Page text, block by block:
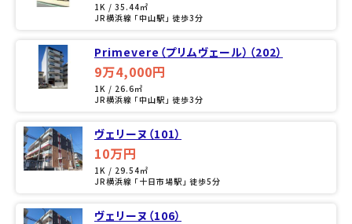
1K / 35.44㎡
JR横浜線 「中山駅」 徒歩3分
Primevere（プリムヴェール）（202）
9万4,000円
1K / 26.6㎡
JR横浜線 「中山駅」 徒歩3分
ヴェリーヌ（101）
10万円
1K / 29.54㎡
JR横浜線 「十日市場駅」 徒歩5分
ヴェリーヌ（106）